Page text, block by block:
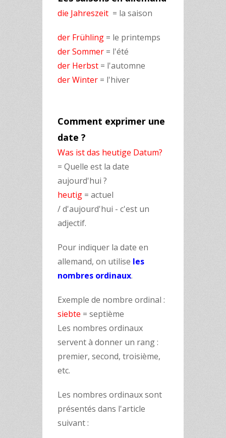
die Jahreszeit = la saison
der Frühling = le printemps
der Sommer = l'été
der Herbst = l'automne
der Winter = l'hiver
Comment exprimer une
date ?
Was ist das heutige Datum?
= Quelle est la date
aujourd'hui ?
heutig = actuel
/ d'aujourd'hui - c'est un
adjectif.
Pour indiquer la date en
allemand, on utilise les
nombres ordinaux.
Exemple de nombre ordinal :
siebte = septième
Les nombres ordinaux
servent à donner un rang :
premier, second, troisième,
etc.
Les nombres ordinaux sont
présentés dans l'article
suivant :